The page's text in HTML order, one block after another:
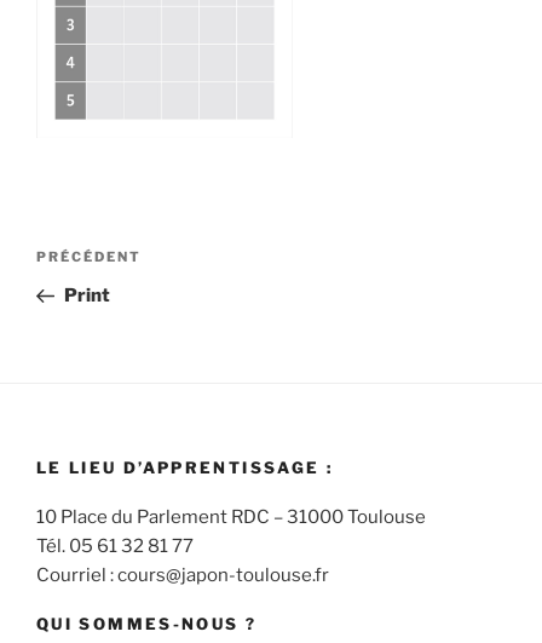
Navigation
l’article
Article
précédent
PRÉCÉDENT
Print
LE LIEU D’APPRENTISSAGE :
10 Place du Parlement RDC – 31000 Toulouse
Tél. 05 61 32 81 77
Courriel : cours@japon-toulouse.fr
QUI SOMMES-NOUS ?